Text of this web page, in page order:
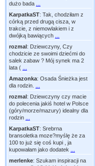
dużo bada
KarpatkaST: Tak, chodziłam z
córką przed drugą cisza, w
trakcie, z niemowlakiem i z
dwójką bawiących
rozmal: Dziewczyny, Czy
chodzicie ze swoimi dziećmi do
salek zabaw ? Mój synek ma 2
lata (
Amazonka: Osada Śnieżka jest
dla rodzin.
rozmal: Dziewczyny czy macie
do polecenia jakiś hotel w Polsce
(góry/morze/mazury) idealny dla
rodzin
KarpatkaST: Srebrna
bransoletka moze?myślę że za
100 to już się coś kupi , ja
kupowałam jako dodatek
merlenke: Szukam inspiracji na